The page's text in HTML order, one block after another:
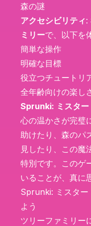
森の謎
アクセシビリティ:
ミリーで、以下を
簡単な操作
明確な目標
役立つチュートリ
全年齢向けの楽し
Sprunki: ミスター
心の温かさが完璧
助けたり、森のパ
見したり、この魔
特別です。このゲ
いることが、真に
Sprunki: ミスター
よう
ツリーファミリー